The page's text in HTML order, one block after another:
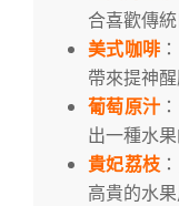
合喜歡傳
美式咖啡
帶來提神
葡萄原汁
出一種水
貴妃荔枝
高貴的水果